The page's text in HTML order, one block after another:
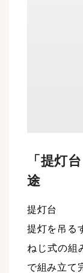
「提灯
途
提灯台
提灯を吊る
ねじ式の組
で組み立て